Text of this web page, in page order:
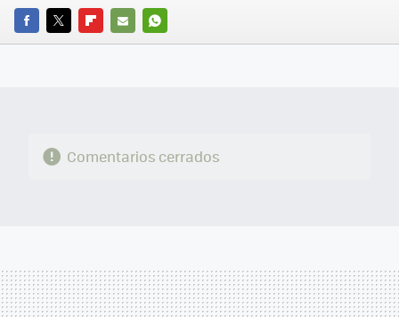
FACEBOOK
TWITTERFLIPBOARD
E-
WHATSAPP
Comentarios cerrados